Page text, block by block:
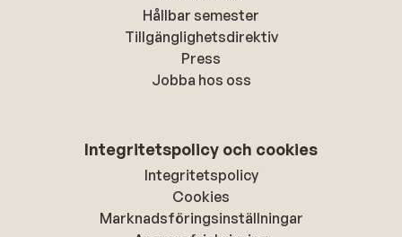
Hållbar semester
Tillgänglighetsdirektiv
Press
Jobba hos oss
Integritetspolicy och cookies
Integritetspolicy
Cookies
Marknadsföringsinställningar